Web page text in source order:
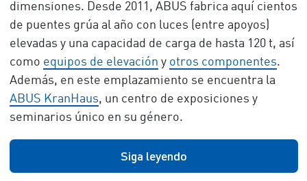
dimensiones. Desde 2011, ABUS fabrica aquí cientos
de puentes grúa al año con luces (entre apoyos)
elevadas y una capacidad de carga de hasta 120 t, así
como equipos de elevación y otros componentes.
Además, en este emplazamiento se encuentra la
ABUS KranHaus, un centro de exposiciones y
seminarios único en su género.
Siga leyendo